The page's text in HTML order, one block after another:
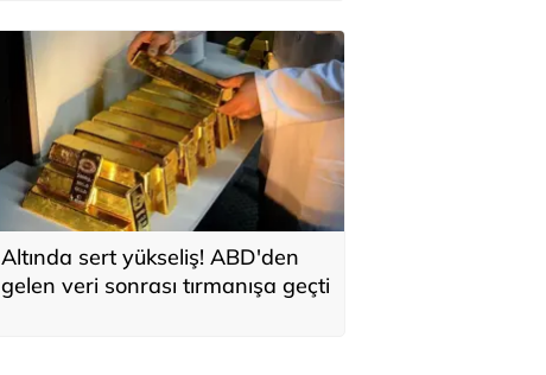
Altında sert yükseliş! ABD'den
gelen veri sonrası tırmanışa geçti